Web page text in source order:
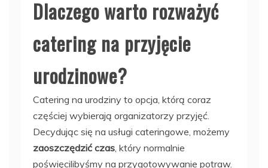
Dlaczego warto rozważyć
catering na przyjęcie
urodzinowe?
Catering na urodziny to opcja, którą coraz
częściej wybierają organizatorzy przyjęć.
Decydując się na usługi cateringowe, możemy
zaoszczędzić czas, który normalnie
poświęcilibyśmy na przygotowywanie potraw.